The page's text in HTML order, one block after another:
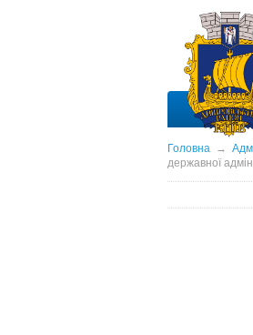
Головна→
державної